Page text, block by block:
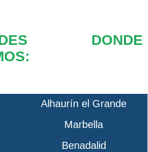
DONDE
Alhaurín el Grande
Marbella
Benadalid